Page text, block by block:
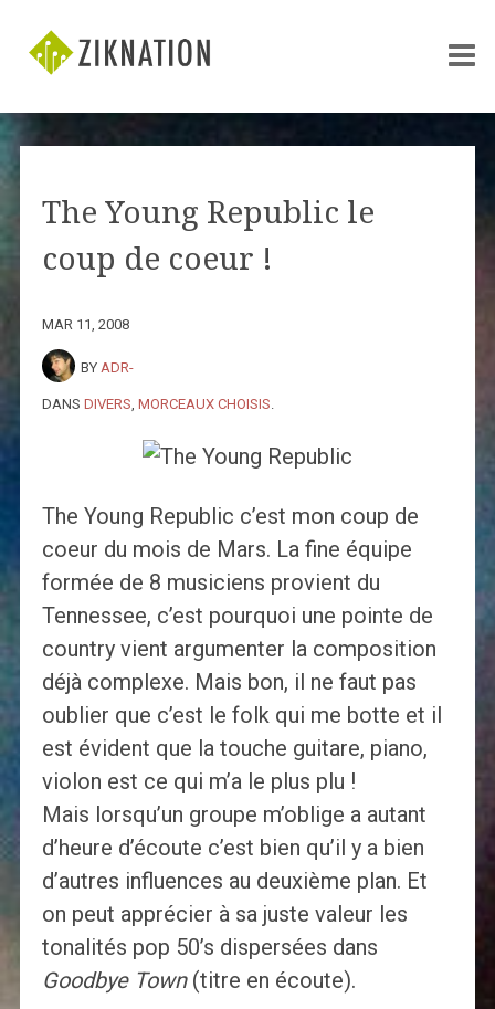
The Young Republic le
coup de coeur !
MAR 11, 2008
BY ADR-
DANS DIVERS MORCEAUX CHOISIS
The Young Republic c’est mon coup de
coeur du mois de Mars. La fine équipe
formée de 8 musiciens provient du
Tennessee, c’est pourquoi une pointe de
country vient argumenter la composition
déjà complexe. Mais bon, il ne faut pas
oublier que c’est le folk qui me botte et il
est évident que la touche guitare, piano,
violon est ce qui m’a le plus plu !
Mais lorsqu’un groupe m’oblige a autant
d’heure d’écoute c’est bien qu’il y a bien
d’autres influences au deuxième plan. Et
on peut apprécier à sa juste valeur les
tonalités pop 50’s dispersées dans
Goodbye Town(titre en écoute).